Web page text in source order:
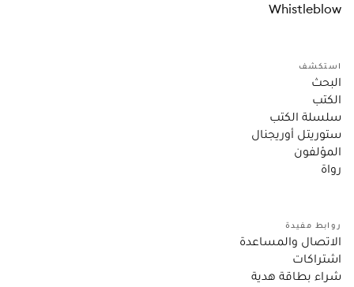
Whistleblow
استكشف
البحث
الكتب
سلسلة الكتب
ستوريتل أوريجنال
المؤلفون
رواة
روابط مفيدة
الاتصال والمساعدة
اشتراكات
شراء بطاقة هدية